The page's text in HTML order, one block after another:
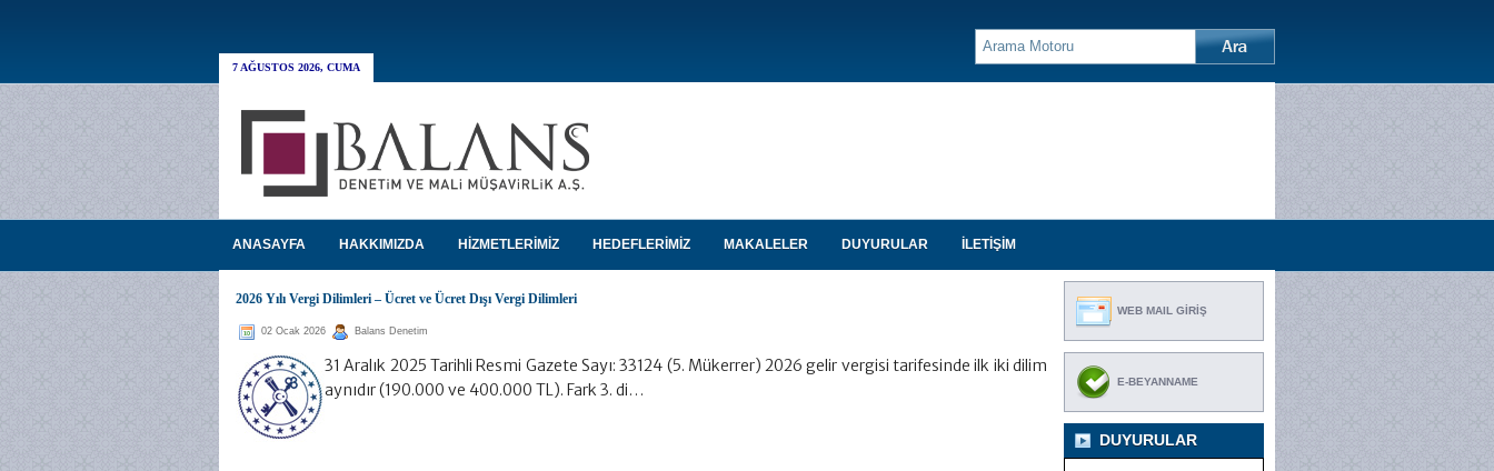
7 AĞUSTOS 2026, CUMA
ANASAYFA HAKKIMIZDA HİZMETLERİMİZ HEDEFLERİMİZ MAKALELER DUYURULAR İLETİŞİM
2026 Yılı Vergi Dilimleri – Ücret ve Ücret Dışı Vergi Dilimleri
02 Ocak 2026 Balans Denetim
31 Aralık 2025 Tarihli Resmi Gazete Sayı: 33124 (5. Mükerrer) 2026 gelir vergisi tarifesinde ilk iki dilim
aynıdır (190.000 ve 400.000 TL). Fark 3. di…
WEB MAIL GİRİŞ
E-BEYANNAME
DUYURULAR